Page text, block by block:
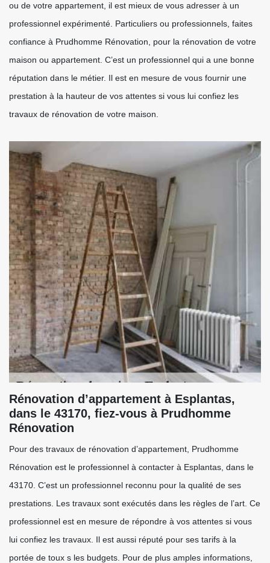
ou de votre appartement, il est mieux de vous adresser à un
professionnel expérimenté. Particuliers ou professionnels, faites
confiance à Prudhomme Rénovation, pour la rénovation de votre
maison ou appartement. C’est un professionnel qui a une bonne
réputation dans le métier. Il est en mesure de vous fournir une
prestation à la hauteur de vos attentes si vous lui confiez les
travaux de rénovation de votre maison.
Rénovation d’appartement à Esplantas,
dans le 43170, fiez-vous à Prudhomme
Rénovation
Pour des travaux de rénovation d’appartement, Prudhomme
Rénovation est le professionnel à contacter à Esplantas, dans le
43170. C’est un professionnel reconnu pour la qualité de ses
prestations. Les travaux sont exécutés dans les règles de l’art. Ce
professionnel est en mesure de répondre à vos attentes si vous
lui confiez les travaux. Il est aussi réputé pour ses tarifs à la
portée de toux s les budgets. Pour de plus amples informations,